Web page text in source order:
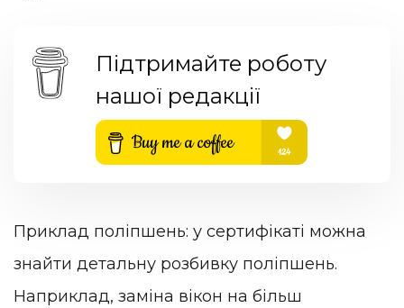
Підтримайте роботу
нашої редакції
Приклад поліпшень: у сертифікаті можна
знайти детальну розбивку поліпшень.
Наприклад, заміна вікон на більш